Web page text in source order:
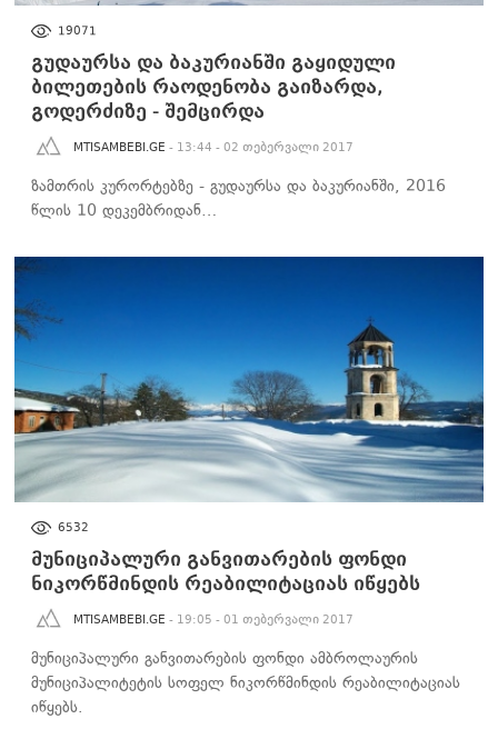
19071
გუდაურსა და ბაკურიანში გაყიდული
ბილეთების რაოდენობა გაიზარდა,
გოდერძიზე - შემცირდა
MTISAMBEBI.GE - 13:44 - 02 თებერვალი 2017
ზამთრის კურორტებზე - გუდაურსა და ბაკურიანში, 2016
წლის 10 დეკემბრიდან…
6532
მუნიციპალური განვითარების ფონდი
ნიკორწმინდის რეაბილიტაციას იწყებს
MTISAMBEBI.GE - 19:05 - 01 თებერვალი 2017
მუნიციპალური განვითარების ფონდი ამბროლაურის
მუნიციპალიტეტის სოფელ ნიკორწმინდის რეაბილიტაციას
იწყებს.